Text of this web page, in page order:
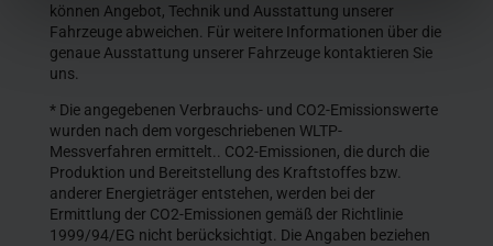
können Angebot, Technik und Ausstattung unserer
Fahrzeuge abweichen. Für weitere Informationen über die
genaue Ausstattung unserer Fahrzeuge kontaktieren Sie
uns.
* Die angegebenen Verbrauchs- und CO2-Emissionswerte
wurden nach dem vorgeschriebenen WLTP-
Messverfahren ermittelt.. CO2-Emissionen, die durch die
Produktion und Bereitstellung des Kraftstoffes bzw.
anderer Energieträger entstehen, werden bei der
Ermittlung der CO2-Emissionen gemäß der Richtlinie
1999/94/EG nicht berücksichtigt. Die Angaben beziehen